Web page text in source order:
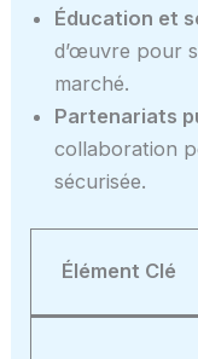
Éducation et
d’œuvre pour
marché.
Partenariats
collaboration
sécurisée.
Élément Clé